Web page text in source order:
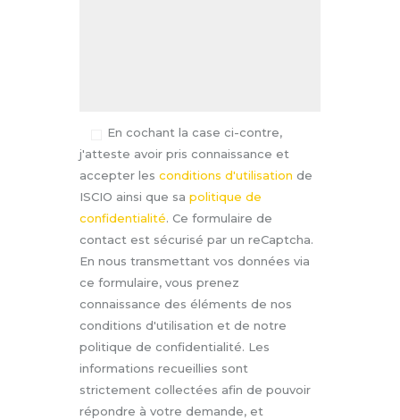
En cochant la case ci-contre,
j'atteste avoir pris connaissance et
accepter les conditions d'utilisation de
ISCIO ainsi que sa politique de
confidentialité. Ce formulaire de
contact est sécurisé par un reCaptcha.
En nous transmettant vos données via
ce formulaire, vous prenez
connaissance des éléments de nos
conditions d'utilisation et de notre
politique de confidentialité. Les
informations recueillies sont
strictement collectées afin de pouvoir
répondre à votre demande, et